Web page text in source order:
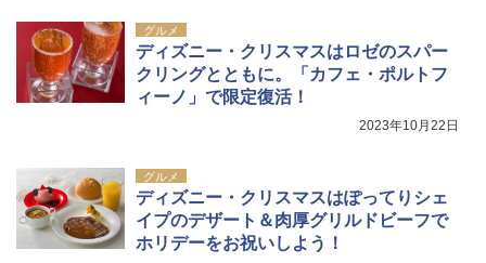
グルメ
ディズニー・クリスマスはロゼのスパー
クリングとともに。「カフェ・ポルトフ
ィーノ」で限定復活！
2023年10月22日
グルメ
ディズニー・クリスマスはぽってりシェ
イプのデザート＆肉厚グリルドビーフで
ホリデーをお祝いしよう！